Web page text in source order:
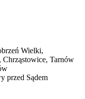
Wielki,
Tarnów
przed Sądem